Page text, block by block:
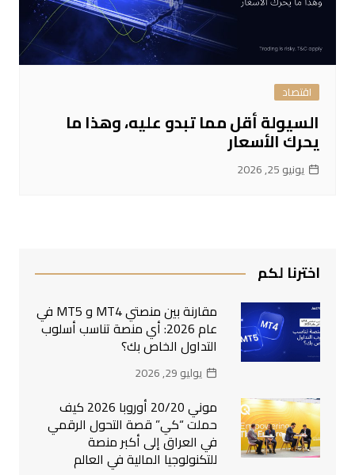
اقتصاد
السيولة أقل مما تبدو عليه، وهذا ما
يحرك الأسعار
يونيو 25, 2026
اخترنا لكم
مقارنة بين منصتي MT4 و MT5 في
عام 2026: أي منصة تناسب أسلوب
التداول الخاص بك؟
يوليو 29, 2026
موني 20/20 أوروبا 2026 كيف
حملت “كي” قصة التحول الرقمي
في العراق إلى أكبر منصة
للتكنولوجيا المالية في العالم